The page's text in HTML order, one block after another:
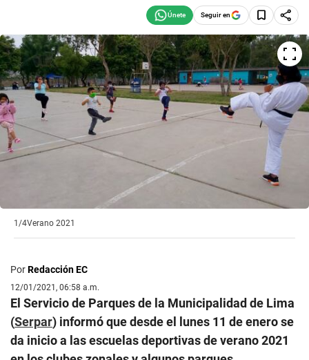
Seguir en
1/4Verano 2021
PorRedacción EC
12/01/2021, 06:58 a.m.
El Servicio de Parques de la Municipalidad de Lima
(Serpar) informó que desde el lunes 11 de enero se
da inicio a las escuelas deportivas de verano 2021